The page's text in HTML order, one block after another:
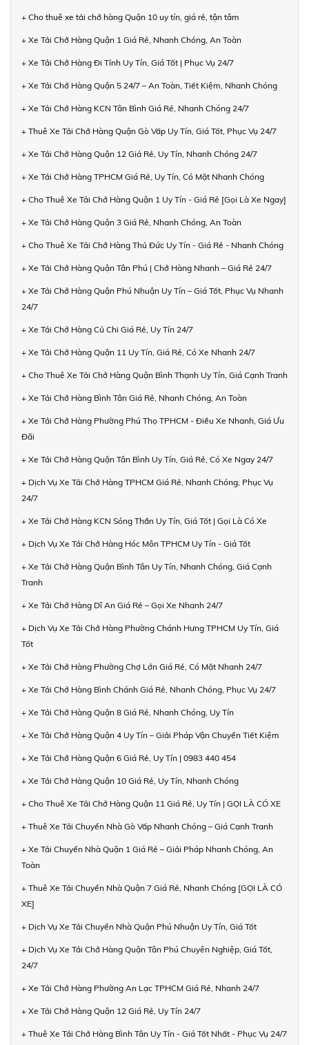
+ Cho thuê xe tải chở hàng Quận 10 uy tín, giá rẻ, tận tâm
+ Xe Tải Chở Hàng Quận 1 Giá Rẻ, Nhanh Chóng, An Toàn
+ Xe Tải Chở Hàng Đi Tỉnh Uy Tín, Giá Tốt | Phục Vụ 24/7
+ Xe Tải Chở Hàng Quận 5 24/7 – An Toàn, Tiết Kiệm, Nhanh Chóng
+ Xe Tải Chở Hàng KCN Tân Bình Giá Rẻ, Nhanh Chóng 24/7
+ Thuê Xe Tải Chở Hàng Quận Gò Vấp Uy Tín, Giá Tốt, Phục Vụ 24/7
+ Xe Tải Chở Hàng Quận 12 Giá Rẻ, Uy Tín, Nhanh Chóng 24/7
+ Xe Tải Chở Hàng TPHCM Giá Rẻ, Uy Tín, Có Mặt Nhanh Chóng
+ Cho Thuê Xe Tải Chở Hàng Quận 1 Uy Tín - Giá Rẻ [Gọi Là Xe Ngay]
+ Xe Tải Chở Hàng Quận 3 Giá Rẻ, Nhanh Chóng, An Toàn
+ Cho Thuê Xe Tải Chở Hàng Thủ Đức Uy Tín - Giá Rẻ - Nhanh Chóng
+ Xe Tải Chở Hàng Quận Tân Phú | Chở Hàng Nhanh – Giá Rẻ 24/7
+ Xe Tải Chở Hàng Quận Phú Nhuận Uy Tín – Giá Tốt, Phục Vụ Nhanh
24/7
+ Xe Tải Chở Hàng Củ Chi Giá Rẻ, Uy Tín 24/7
+ Xe Tải Chở Hàng Quận 11 Uy Tín, Giá Rẻ, Có Xe Nhanh 24/7
+ Cho Thuê Xe Tải Chở Hàng Quận Bình Thạnh Uy Tín, Giá Cạnh Tranh
+ Xe Tải Chở Hàng Bình Tân Giá Rẻ, Nhanh Chóng, An Toàn
+ Xe Tải Chở Hàng Phường Phú Thọ TPHCM - Điều Xe Nhanh, Giá Ưu
Đãi
+ Xe Tải Chở Hàng Quận Tân Bình Uy Tín, Giá Rẻ, Có Xe Ngay 24/7
+ Dịch Vụ Xe Tải Chở Hàng TPHCM Giá Rẻ, Nhanh Chóng, Phục Vụ
24/7
+ Xe Tải Chở Hàng KCN Sóng Thần Uy Tín, Giá Tốt | Gọi Là Có Xe
+ Dịch Vụ Xe Tải Chở Hàng Hóc Môn TPHCM Uy Tín - Giá Tốt
+ Xe Tải Chở Hàng Quận Bình Tân Uy Tín, Nhanh Chóng, Giá Cạnh
Tranh
+ Xe Tải Chở Hàng Dĩ An Giá Rẻ – Gọi Xe Nhanh 24/7
+ Dịch Vụ Xe Tải Chở Hàng Phường Chánh Hưng TPHCM Uy Tín, Giá
Tốt
+ Xe Tải Chở Hàng Phường Chợ Lớn Giá Rẻ, Có Mặt Nhanh 24/7
+ Xe Tải Chở Hàng Bình Chánh Giá Rẻ, Nhanh Chóng, Phục Vụ 24/7
+ Xe Tải Chở Hàng Quận 8 Giá Rẻ, Nhanh Chóng, Uy Tín
+ Xe Tải Chở Hàng Quận 4 Uy Tín – Giải Pháp Vận Chuyển Tiết Kiệm
+ Xe Tải Chở Hàng Quận 6 Giá Rẻ, Uy Tín | 0983 440 454
+ Xe Tải Chở Hàng Quận 10 Giá Rẻ, Uy Tín, Nhanh Chóng
+ Cho Thuê Xe Tải Chở Hàng Quận 11 Giá Rẻ, Uy Tín | GỌI LÀ CÓ XE
+ Thuê Xe Tải Chuyển Nhà Gò Vấp Nhanh Chóng – Giá Cạnh Tranh
+ Xe Tải Chuyển Nhà Quận 1 Giá Rẻ – Giải Pháp Nhanh Chóng, An
Toàn
+ Thuê Xe Tải Chuyển Nhà Quận 7 Giá Rẻ, Nhanh Chóng [GỌI LÀ CÓ
XE]
+ Dịch Vụ Xe Tải Chuyển Nhà Quận Phú Nhuận Uy Tín, Giá Tốt
+ Dịch Vụ Xe Tải Chở Hàng Quận Tân Phú Chuyên Nghiệp, Giá Tốt,
24/7
+ Xe Tải Chở Hàng Phường An Lạc TPHCM Giá Rẻ, Nhanh 24/7
+ Xe Tải Chở Hàng Quận 12 Giá Rẻ, Uy Tín 24/7
+ Thuê Xe Tải Chở Hàng Bình Tân Uy Tín - Giá Tốt Nhất - Phục Vụ 24/7